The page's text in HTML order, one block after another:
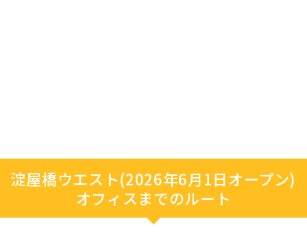
淀屋橋ウエスト(2026年6月1日オープン)
オフィスまでのルート